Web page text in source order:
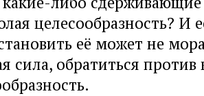
целесообразность? И
её может не
сила, обратиться